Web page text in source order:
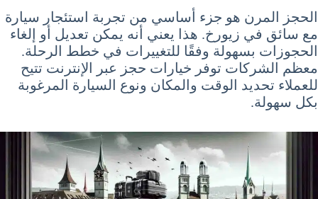
الحجز المرن هو جزء أساسي من تجربة استئجار سيارة
مع سائق في زيورخ. هذا يعني أنه يمكن تعديل أو إلغاء
الحجوزات بسهولة وفقًا للتغييرات في خطط الرحلة.
معظم الشركات توفر خيارات حجز عبر الإنترنت تتيح
للعملاء تحديد الوقت والمكان ونوع السيارة المرغوبة
بكل سهولة.